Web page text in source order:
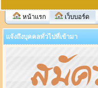
หน้าแรก เว็บบอร์ด
แจ้งถึงบุคคลทั่วไปที่เข้ามา